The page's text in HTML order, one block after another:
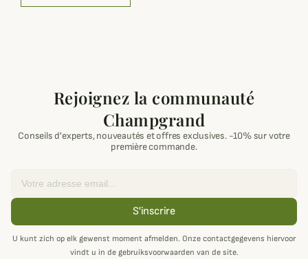
Rejoignez la communauté
Champgrand
Conseils d'experts, nouveautés et offres exclusives. -10% sur votre
première commande.
S'inscrire
U kunt zich op elk gewenst moment afmelden. Onze contactgegevens hiervoor
vindt u in de gebruiksvoorwaarden van de site.